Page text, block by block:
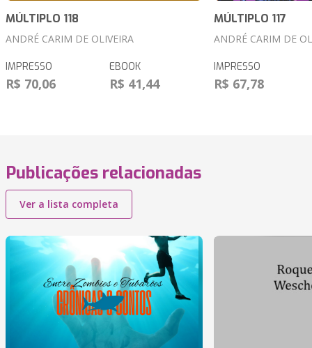
MÚLTIPLO 118
ANDRÉ CARIM DE OLIVEIRA
IMPRESSO
R$ 70,06
EBOOK
R$ 41,44
MÚLTIPLO 117
ANDRÉ CARIM DE
IMPRESSO
R$ 67,78
Publicações relacionadas
Ver a lista completa